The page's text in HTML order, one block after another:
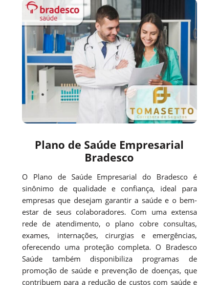
Plano de Saúde Empresarial
Bradesco
O Plano de Saúde Empresarial do Bradesco é
sinônimo de qualidade e confiança, ideal para
empresas que desejam garantir a saúde e o bem-
estar de seus colaboradores. Com uma extensa
rede de atendimento, o plano cobre consultas,
exames, internações, cirurgias e emergências,
oferecendo uma proteção completa. O Bradesco
Saúde também disponibiliza programas de
promoção de saúde e prevenção de doenças, que
contribuem para a redução de custos com saúde e